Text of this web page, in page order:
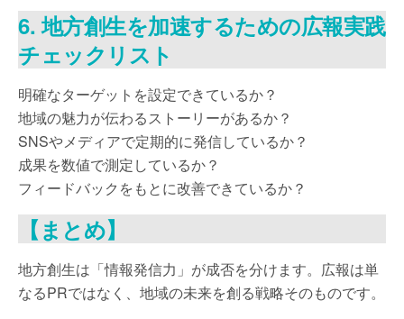
6. 地方創生を加速するための広報実践
チェックリスト
明確なターゲットを設定できているか？
地域の魅力が伝わるストーリーがあるか？
SNSやメディアで定期的に発信しているか？
成果を数値で測定しているか？
フィードバックをもとに改善できているか？
【まとめ】
地方創生は「情報発信力」が成否を分けます。広報は単
なるPRではなく、地域の未来を創る戦略そのものです。